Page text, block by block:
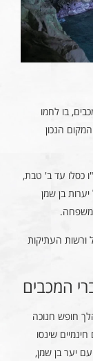
בו לחמו
הנכון
חנוכה, בתאריכים 30.11 עד 6.12, כ"ו כסלו עד ב' טבת,
בן שמן
ורשות העתיקות
המכבים
חופש חנוכה
שינסו
יער בן שמן,